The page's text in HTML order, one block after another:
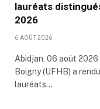
lauréats
2026
6 AOÛT 2026
Abidjan, 06 août 2026
Boigny (UFHB) a
lauréats…